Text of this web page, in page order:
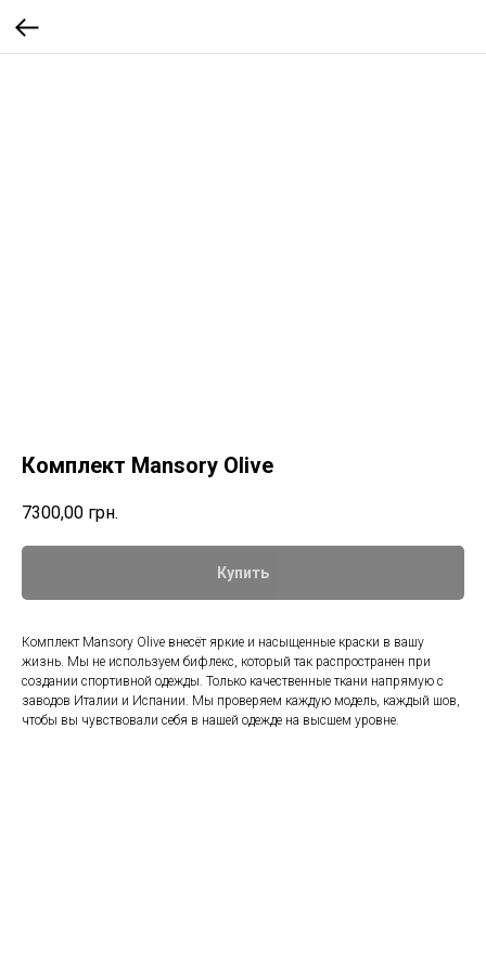
Комплект Mansory Olive
7300,00 грн.
Купить
Комплект Mansory Olive внесёт яркие и насыщенные краски в вашу
жизнь. Мы не используем бифлекс, который так распространен при
создании спортивной одежды. Только качественные ткани напрямую с
заводов Италии и Испании. Мы проверяем каждую модель, каждый шов,
чтобы вы чувствовали себя в нашей одежде на высшем уровне.